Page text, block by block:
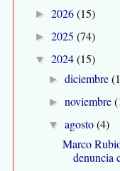
► 2026(15)
► 2025 (74)
▼ 2024(15)
►diciembre
►noviembre
▼agosto(4)
Marco
denuncia